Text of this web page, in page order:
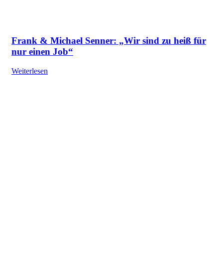
Frank & Michael Senner: „Wir sind zu heiß für
nur einen Job“
Weiterlesen